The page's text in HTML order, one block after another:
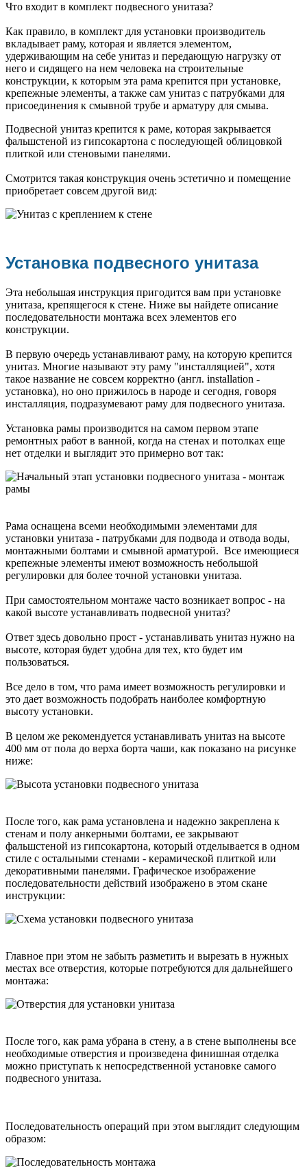
Что входит в комплект подвесного унитаза?
Как правило, в комплект для установки производитель
вкладывает раму, которая и является элементом,
удерживающим на себе унитаз и передающую нагрузку от
него и сидящего на нем человека на строительные
конструкции, к которым эта рама крепится при установке,
крепежные элементы, а также сам унитаз с патрубками для
присоединения к смывной трубе и арматуру для смыва.
Подвесной унитаз крепится к раме, которая закрывается
фальшстеной из гипсокартона с последующей облицовкой
плиткой или стеновыми панелями.
Смотрится такая конструкция очень эстетично и помещение
приобретает совсем другой вид:
Установка подвесного унитаза
Эта небольшая инструкция пригодится вам при установке
унитаза, крепящегося к стене. Ниже вы найдете описание
последовательности монтажа всех элементов его
конструкции.
В первую очередь устанавливают раму, на которую крепится
унитаз. Многие называют эту раму "инсталляцией", хотя
такое название не совсем корректно (англ. installation -
установка), но оно прижилось в народе и сегодня, говоря
инсталляция, подразумевают раму для подвесного унитаза.
Установка рамы производится на самом первом этапе
ремонтных работ в ванной, когда на стенах и потолках еще
нет отделки и выглядит это примерно вот так:
Рама оснащена всеми необходимыми элементами для
установки унитаза - патрубками для подвода и отвода воды,
монтажными болтами и смывной арматурой. Все имеющиеся
крепежные элементы имеют возможность небольшой
регулировки для более точной установки унитаза.
При самостоятельном монтаже часто возникает вопрос - на
какой высоте устанавливать подвесной унитаз?
Ответ здесь довольно прост - устанавливать унитаз нужно на
высоте, которая будет удобна для тех, кто будет им
пользоваться.
Все дело в том, что рама имеет возможность регулировки и
это дает возможность подобрать наиболее комфортную
высоту установки.
В целом же рекомендуется устанавливать унитаз на высоте
400 мм от пола до верха борта чаши, как показано на рисунке
ниже:
После того, как рама установлена и надежно закреплена к
стенам и полу анкерными болтами, ее закрывают
фальшстеной из гипсокартона, который отделывается в одном
стиле с остальными стенами - керамической плиткой или
декоративными панелями. Графическое изображение
последовательности действий изображено в этом скане
инструкции:
Главное при этом не забыть разметить и вырезать в нужных
местах все отверстия, которые потребуются для дальнейшего
монтажа:
После того, как рама убрана в стену, а в стене выполнены все
необходимые отверстия и произведена финишная отделка
можно приступать к непосредственной установке самого
подвесного унитаза.
Последовательность операций при этом выглядит следующим
образом: